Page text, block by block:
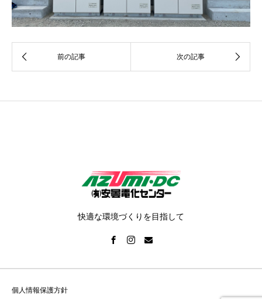
快適な環境づくりを目指して
個人情報保護方針